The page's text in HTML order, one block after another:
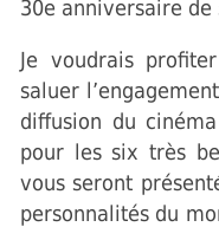
30e anniversaire
Je voudrais
saluer
diffusion du
pour les six très
vous seront
personnalités du